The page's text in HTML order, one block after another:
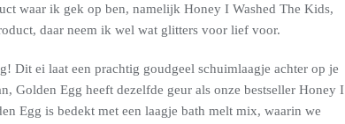
waar ik gek op ben, namelijk Honey I Washed The Kids,
daar neem ik wel wat glitters voor lief voor.
Dit ei laat een prachtig goudgeel schuimlaagje achter op je
Golden Egg heeft dezelfde geur als onze bestseller Honey I
Egg is bedekt met een laagje bath melt mix, waarin we